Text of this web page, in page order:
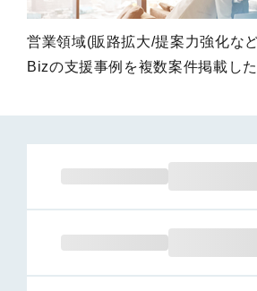
営業領域(販路拡大/提案力強化な
Bizの支援事例を複数案件掲載した